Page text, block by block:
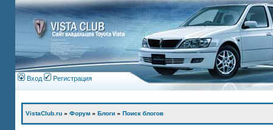
Вход Регистрация
VistaClub.ru » Форум » Блоги » Поиск блогов